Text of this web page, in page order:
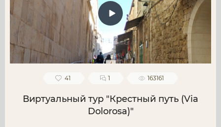
41 1 163161
Виртуальный тур "Крестный путь (Via
Dolorosa)"